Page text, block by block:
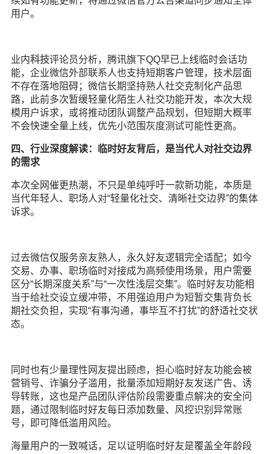
用户。
业内科技评论员分析，腾讯旗下QQ早已上线临时会话功
能，企业微信外部联系人也支持短期客户管理，技术层面
不存在落地阻碍；微信长期坚持熟人社交克制化产品思
路，此前多次暂缓轻量化陌生人社交功能开发，本次大规
模用户诉求，或将推动团队调整产品规划，但短期大概率
不会快速全量上线，优先小范围灰度测试可能性更高。
四、行业深度解读：临时好友背后，是当代人对社交边界
的需求
本次全网催更热潮，不只是单纯呼吁一款新功能，本质是
当代年轻人、职场人对“轻量化社交、清晰社交边界”的集体
诉求。
过去微信仅服务亲友熟人，永久好友逻辑完全适配；如今
交易、办事、职场临时对接成为高频使用场景，用户需要
区分“长期深度关系”与“一次性浅层交集”。临时好友功能相
当于给社交设立缓冲带，不用强迫用户为短暂交集背负长
期社交负担，实现“有事沟通，事毕互不打扰”的舒适社交状
态。
同时也有少量理性网友提出顾虑，担心临时好友功能会被
营销号、诈骗分子滥用，批量添加短期好友发送广告、诱
导转账，这也是产品团队评估阶段需要重点解决的安全问
题，通过限制临时好友每日添加数量、风控识别异常账
号，即可降低滥用风险。
海量用户的一致喊话，足以证明临时好友是覆盖全年龄段